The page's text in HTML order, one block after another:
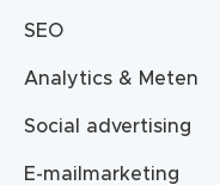
SEO
Analytics & Meten
Social advertising
E-mailmarketing